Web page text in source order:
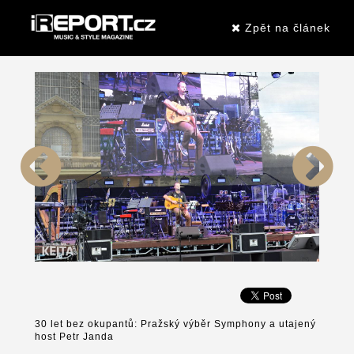
Zpět na článek
30 let bez okupantů: Pražský výběr Symphony a utajený
host Petr Janda